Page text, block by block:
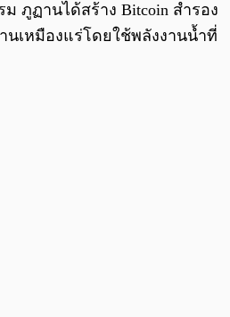
ภูฏานได้สร้าง Bitcoin สํารอง
นเหมืองแร่โดยใช้พลังงานน้ำที่